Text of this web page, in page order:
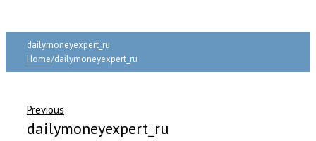
dailymoneyexpert_ru
Home/dailymoneyexpert_ru
Previous
dailymoneyexpert_ru